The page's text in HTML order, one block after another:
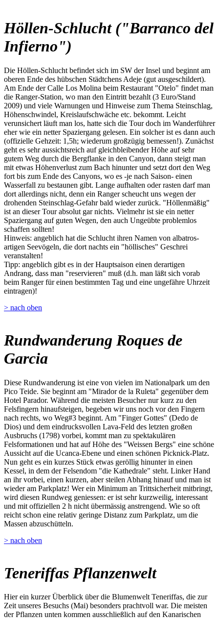
Höllen-Schlucht ("Barranco del
Infierno")
Die Höllen-Schlucht befindet sich im SW der Insel und beginnt am
oberen Ende des hübschen Städtchens Adeje (gut ausgeschildert).
Am Ende der Calle Los Molina beim Restaurant "Otelo" findet man
die Ranger-Station, wo man den Eintritt bezahlt (3 Euro/Stand
2009) und viele Warnungen und Hinweise zum Thema Steinschlag,
Höhenschwindel, Kreislaufschwäche etc. bekommt. Leicht
verunsichert läuft man los, hatte sich die Tour doch im Wanderführer
eher wie ein netter Spaziergang gelesen. Ein solcher ist es dann auch
(offizielle Gehzeit: 1,5h; wiederum großzügig bemessen!). Zunächst
geht es sehr aussichtsreich auf gleichbleibender Höhe auf sehr
gutem Weg durch die Bergflanke in den Canyon, dann steigt man
mit etwas Höhenverlust zum Bach hinunter und setzt dort den Weg
fort bis zum Ende des Canyons, wo es -je nach Saison- einen
Wasserfall zu bestaunen gibt. Lange aufhalten oder rasten darf man
dort allerdings nicht, denn ein Ranger scheucht uns wegen der
drohenden Steinschlag-Gefahr bald wieder zurück. "Höllenmäßig"
ist an dieser Tour absolut gar nichts. Vielmehr ist sie ein netter
Spaziergang auf guten Wegen, den auch Ungeübte problemlos
schaffen sollten!
Hinweis: angeblich hat die Schlucht ihren Namen von albatros-
artigen Seevögeln, die dort nachts ein "höllisches" Geschrei
veranstalten!
Tipp: angeblich gibt es in der Hauptsaison einen derartigen
Andrang, dass man "reservieren" muß (d.h. man läßt sich vorab
beim Ranger für einen bestimmten Tag und eine ungefähre Uhrzeit
eintragen)!
> nach oben
Rundwanderung Roques de
Garcia
Diese Rundwanderung ist eine von vielen im Nationalpark um den
Pico Teide. Sie beginnt am "Mirador de la Ruleta" gegenüber dem
Hotel Parador. Während die meisten Besucher nur kurz zu den
Felsfingern hinaufsteigen, begeben wir uns noch vor den Fingern
nach rechts, wo Weg#3 beginnt. Am "Finger Gottes" (Dedo de
Dios) und dem eindrucksvollen Lava-Feld des letzten großen
Ausbruchs (1798) vorbei, kommt man zu spektakulären
Felsformationen und hat auf Höhe des "Weissen Bergs" eine schöne
Aussicht auf die Ucanca-Ebene und einen schönen Picknick-Platz.
Nun geht es ein kurzes Stück etwas geröllig hinunter in einen
Kessel, in dem der Felsendom "die Kathedrale" steht. Linker Hand
an ihr vorbei, einen kurzen, aber steilen Abhang hinauf und man ist
wieder am Parkplatz! Wer ein Minimum an Trittsicherheit mitbringt,
wird diesen Rundweg geniessen: er ist sehr kurzweilig, interessant
und mit offiziellen 2 h nicht übermässig anstrengend. Wie so oft
reicht schon eine relativ geringe Distanz zum Parkplatz, um die
Massen abzuschütteln.
> nach oben
Teneriffas Pflanzenwelt
Hier ein kurzer Überblick über die Blumenwelt Teneriffas, die zur
Zeit unseres Besuchs (Mai) besonders prachtvoll war. Die meisten
der Pflanzen unten kommen ausschließlich auf den Kanarischen